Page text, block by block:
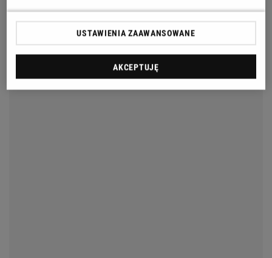
USTAWIENIA ZAAWANSOWANE
AKCEPTUJĘ